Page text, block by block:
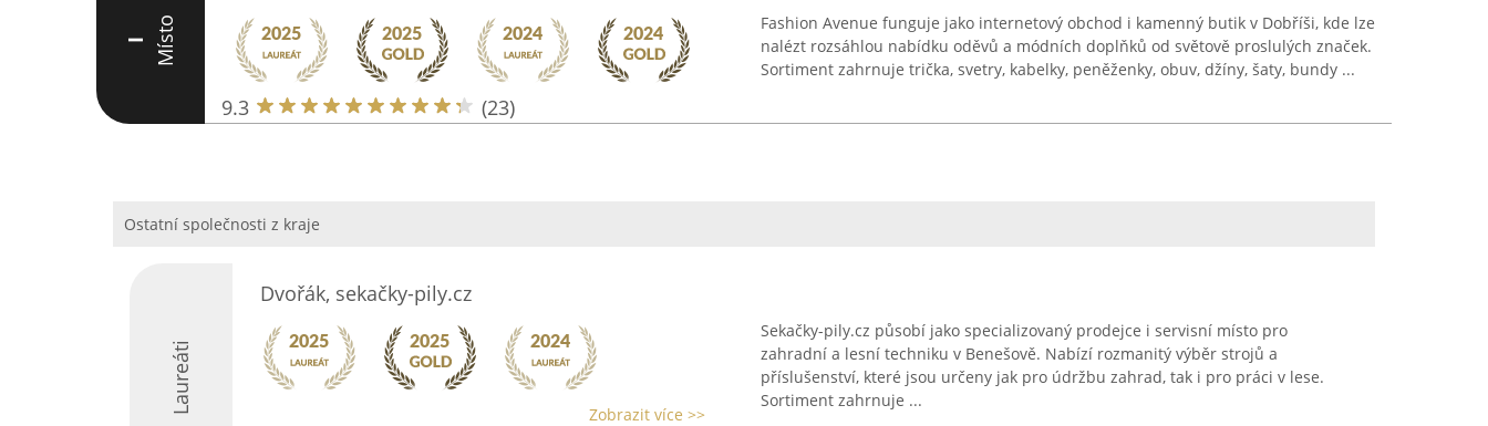
I Místo
9.3 (23)
Fashion Avenue funguje jako internetový obchod i kamenný butik v Dobříši, kde lze
nalézt rozsáhlou nabídku oděvů a módních doplňků od světově proslulých značek.
Sortiment zahrnuje trička, svetry, kabelky, peněženky, obuv, džíny, šaty, bundy ...
Ostatní společnosti z kraje
Laureáti
Dvořák, sekačky-pily.cz
Zobrazit více >>
Sekačky-pily.cz působí jako specializovaný prodejce i servisní místo pro
zahradní a lesní techniku v Benešově. Nabízí rozmanitý výběr strojů a
příslušenství, které jsou určeny jak pro údržbu zahrad, tak i pro práci v lese.
Sortiment zahrnuje ...